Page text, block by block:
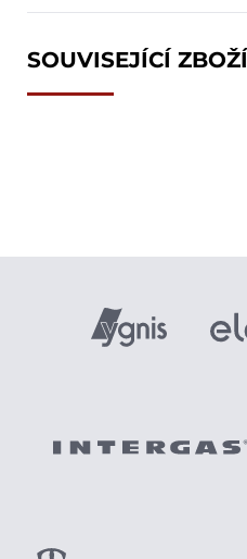
SOUVISEJÍCÍ ZBOŽÍ